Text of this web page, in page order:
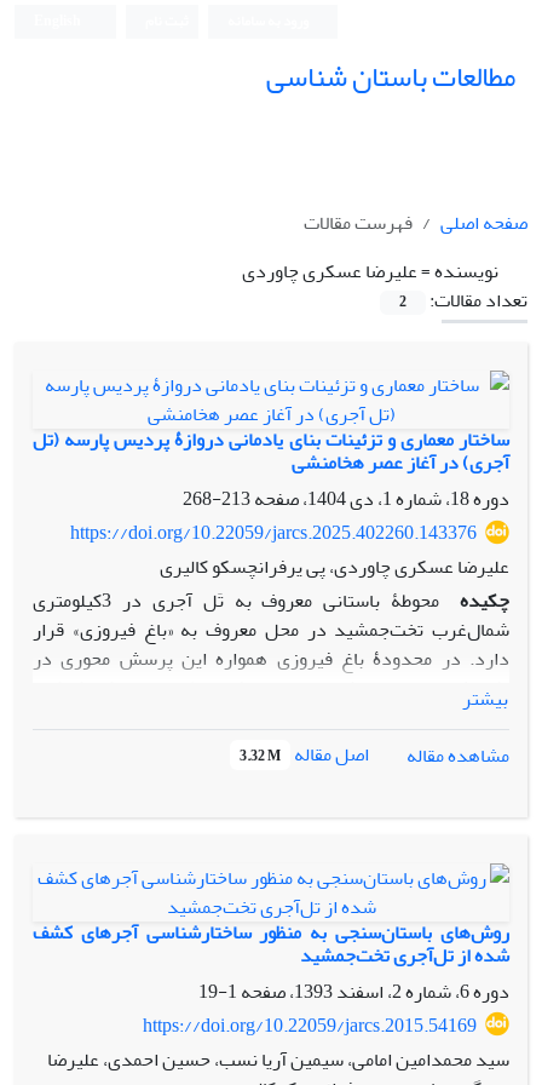
مطالعات باستان شناسی
صفحه اصلی
فهرست مقالات
نویسنده =علیرضا عسکری چاوردی
تعداد مقالات:
2
ساختار معماری و تزئینات بنای یادمانی دروازۀ پردیس پارسه (تل
آجری) در آغاز عصر هخامنشی
دوره 18، شماره 1، دی 1404، صفحه
213-268
https://doi.org/10.22059/jarcs.2025.402260.143376
علیرضا عسکری چاوردی، پی یرفرانچسکو کالیری
چکیده
محوطۀ باستانی معروف به تَل آجری در 3کیلومتری
شمال‌غرب تخت‌جمشید در محل معروف به «باغ فیروزی» قرار
دارد. در محدودۀ باغ فیروزی همواره این پرسش محوری در
پژوهش‌های باستان‌شناسی هخامنشی مطرح بوده که کارکرد
1390ه‍.ش.) در چارچوب پروژۀ «از کاخ تا شهر» چشم‌اندازی نو در
جنوب‌شرقی است که حدود 20درجه از محور شرقی-غربی به‌طرف
شمال انحراف دارد، با ابعاد 06/29×07/39متر با یک راهرو و اتاق
مرکزی بین دو دیوار ستبر که هرکدم به عرض 47/10متر است.
دسترسی به این اتاق ازطریق دو راهرو امکان‌پذیر بوده است. با
کشف کتیبه‌های میخی بابلی و ایلامی و باتوجه به کارکرد بنا
مشخص شده که این بنا دروازۀ یادمانی بوده است. این دروازۀ
باشکوه در مقیاس وسیع‌تری طرح دروازۀ معروف ایشتار (حدود
۵۸۰پ.‌م.) را تکرار می‌کند، که پیش ‌از ساخت تختگاه تخت‌جمشید
بیشتر
مشاهده مقاله
اصل مقاله 3.32 M
روش‌های باستان‌سنجی به منظور ساختارشناسی آجرهای کشف
شده از تل‌آجری تخت‌جمشید
دوره 6، شماره 2، اسفند 1393، صفحه
1-19
https://doi.org/10.22059/jarcs.2015.54169
سید محمدامین امامی، سیمین آریا نسب، حسین احمدی، علیرضا